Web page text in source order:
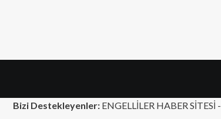
Bizi Destekleyenler: ENGELLİLER HABER SİTESİ -